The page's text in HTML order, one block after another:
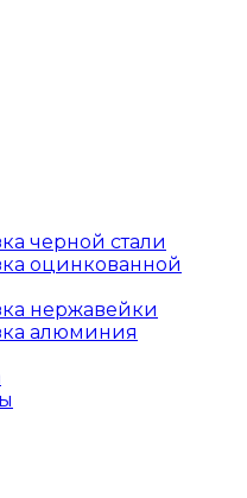
черной стали
оцинкованной
нержавейки
алюминия